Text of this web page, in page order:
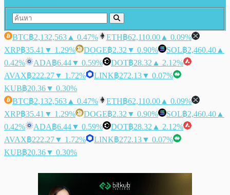
BTC฿2,132,563 ▲ 0.47% ETH฿62,110.00 ▲ 0.09%
XRP฿35.41 ▼ 1.29% DOGE฿2.32 ▼ 0.90% SOL฿2,460.40 ▲
0.42%
ADA฿6.44▼ 0.59% DOT฿28.32 ▲ 2.12%
AVAX฿222.27▼ 1.72% LINK฿272.13▼ 0.07%
KUB฿20.36▼ 0.30%
BTC฿2,132,563 ▲ 0.47% ETH฿62,110.00 ▲ 0.09%
XRP฿35.41 ▼ 1.29% DOGE฿2.32 ▼ 0.90% SOL฿2,460.40 ▲
0.42%
ADA฿6.44▼ 0.59% DOT฿28.32 ▲ 2.12%
AVAX฿222.27▼ 1.72% LINK฿272.13▼ 0.07%
KUB฿20.36▼ 0.30%